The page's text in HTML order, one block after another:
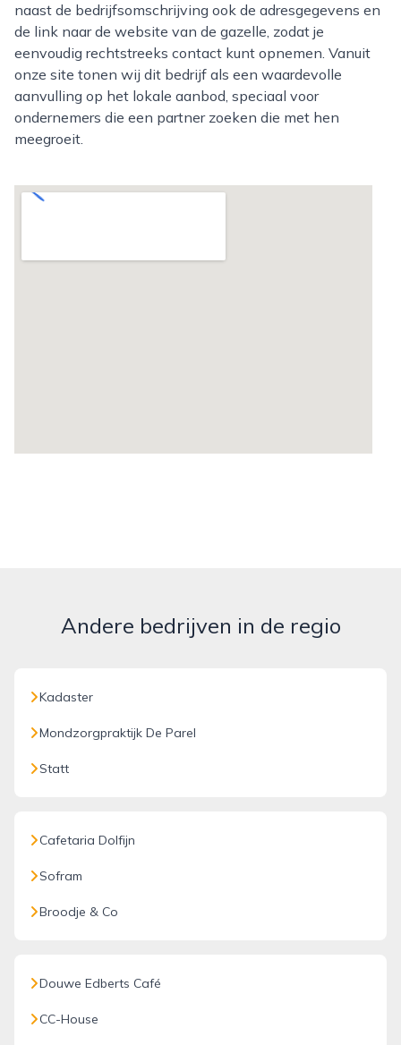
naast de bedrijfsomschrijving ook de adresgegevens en
de link naar de website van de gazelle, zodat je
eenvoudig rechtstreeks contact kunt opnemen. Vanuit
onze site tonen wij dit bedrijf als een waardevolle
aanvulling op het lokale aanbod, speciaal voor
ondernemers die een partner zoeken die met hen
meegroeit.
Andere bedrijven in de regio
Kadaster
Mondzorgpraktijk De Parel
Statt
Cafetaria Dolfijn
Sofram
Broodje & Co
Douwe Edberts Café
CC-House